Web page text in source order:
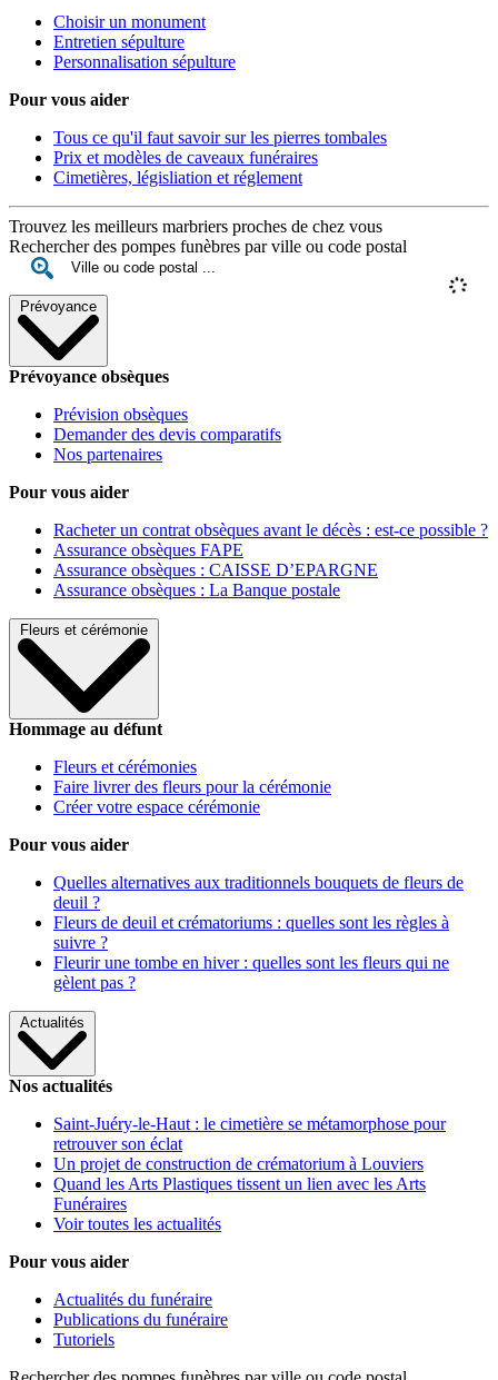
Choisir un monument
Entretien sépulture
Personnalisation sépulture
Pour vous aider
Tous ce qu'il faut savoir sur les pierres tombales
Prix et modèles de caveaux funéraires
Cimetières, législiation et réglement
Trouvez les meilleurs marbriers proches de chez vous
Rechercher des pompes funèbres par ville ou code postal
Prévoyance
Prévoyance obsèques
Prévision obsèques
Demander des devis comparatifs
Nos partenaires
Pour vous aider
Racheter un contrat obsèques avant le décès : est-ce possible ?
Assurance obsèques FAPE
Assurance obsèques : CAISSE D’EPARGNE
Assurance obsèques : La Banque postale
Fleurs et cérémonie
Hommage au défunt
Fleurs et cérémonies
Faire livrer des fleurs pour la cérémonie
Créer votre espace cérémonie
Pour vous aider
Quelles alternatives aux traditionnels bouquets de fleurs de
deuil ?
Fleurs de deuil et crématoriums : quelles sont les règles à
suivre ?
Fleurir une tombe en hiver : quelles sont les fleurs qui ne
gèlent pas ?
Actualités
Nos actualités
Saint-Juéry-le-Haut : le cimetière se métamorphose pour
retrouver son éclat
Un projet de construction de crématorium à Louviers
Quand les Arts Plastiques tissent un lien avec les Arts
Funéraires
Voir toutes les actualités
Pour vous aider
Actualités du funéraire
Publications du funéraire
Tutoriels